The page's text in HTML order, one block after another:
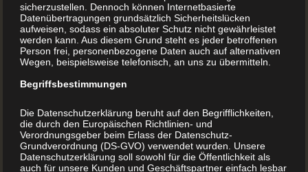
Der Buchdruck – alle Infos
zum Thema
möchte, sollte man unbedingt auch einen Blick in die Zeit
davor werfen. Nur so lässt sich erahnen, was für ein
enormer Schritt damals vollzogen wurde. Für die
sicherzustellen. Dennoch können Internetbasierte
Datenübertragungen grundsätzlich Sicherheitslücken
aufweisen, sodass ein absoluter Schutz nicht gewährleistet
werden kann. Aus diesem Grund steht es jeder betroffenen
Person frei, personenbezogene Daten auch auf alternativen
Wegen, beispielsweise telefonisch, an uns zu übermitteln.
Begriffsbestimmungen
Die Datenschutzerklärung beruht auf den Begrifflichkeiten,
die durch den Europäischen Richtlinien- und
Verordnungsgeber beim Erlass der Datenschutz-
Grundverordnung (DS-GVO) verwendet wurden. Unsere
Datenschutzerklärung soll sowohl für die Öffentlichkeit als
auch für unsere Kunden und Geschäftspartner einfach lesbar